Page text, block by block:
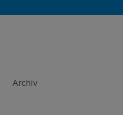
Archiv